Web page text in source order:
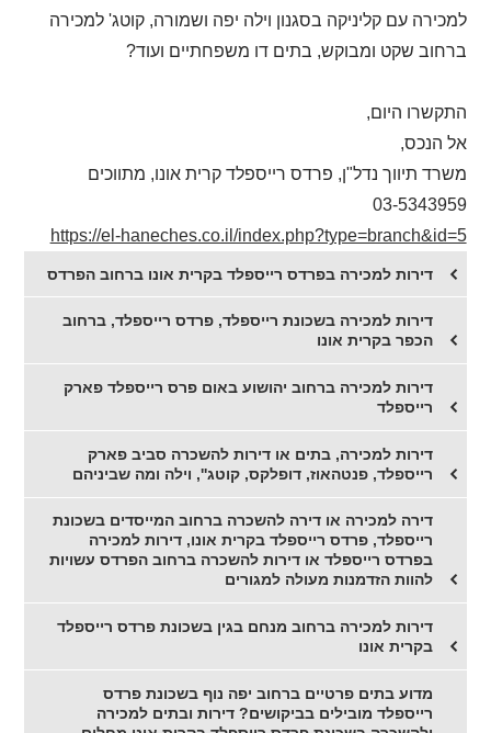
למכירה עם קליניקה בסגנון וילה יפה ושמורה, קוטג' למכירה
ברחוב שקט ומבוקש, בתים דו משפחתיים ועוד?
התקשרו היום,
אל הנכס,
משרד תיווך נדל"ן, פרדס רייספלד קרית אונו, מתווכים
03-5343959
https://el-haneches.co.il/index.php?type=branch&id=5
דירות למכירה בפרדס רייספלד בקרית אונו ברחוב הפרדס
דירות למכירה בשכונת רייספלד, פרדס רייספלד, ברחוב
הכפר בקרית אונו
דירות למכירה ברחוב יהושוע באום פרס רייספלד פארק
רייספלד
דירות למכירה, בתים או דירות להשכרה סביב פארק
רייספלד, פנטהאוז, דופלקס, קוטג'', וילה ומה שביניהם
דירה למכירה או דירה להשכרה ברחוב המייסדים בשכונת
רייספלד, פרדס רייספלד בקרית אונו, דירות למכירה
בפרדס רייספלד או דירות להשכרה ברחוב הפרדס עשויות
להוות הזדמנות מעולה למגורים
דירות למכירה ברחוב מנחם בגין בשכונת פרדס רייספלד
בקרית אונו
מדוע בתים פרטיים ברחוב יפה נוף בשכונת פרדס
רייספלד מובילים בביקושים? דירות ובתים למכירה